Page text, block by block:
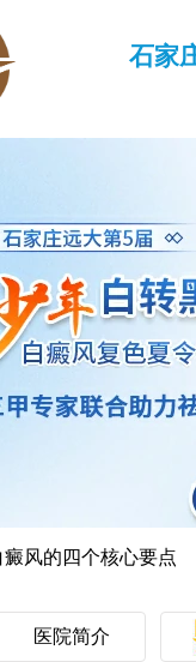
石家
头部白癜风扩散怎么
光治疗白癜风到底有
殖器上长白斑怎么回
癜风的四个核心要点
儿童白癜风的效果
光后发红到底是好转
医院简介